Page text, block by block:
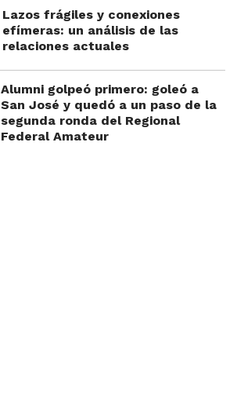
Lazos frágiles y conexiones
efímeras: un análisis de las
relaciones actuales
Alumni golpeó primero: goleó a
San José y quedó a un paso de la
segunda ronda del Regional
Federal Amateur